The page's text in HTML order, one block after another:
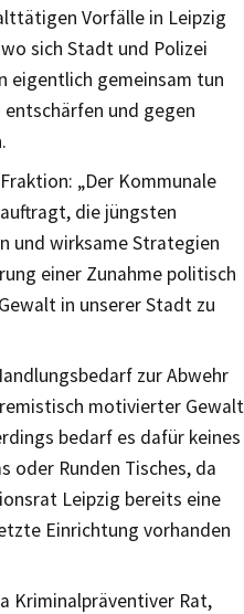
Vorfälle in Leipzig
sich Stadt und Polizei
eigentlich gemeinsam tun
und gegen
„Der Kommunale
die jüngsten
und wirksame Strategien
einer Zunahme politisch
in unserer Stadt zu
zur Abwehr
motivierter Gewalt
bedarf es dafür keines
oder Runden Tisches, da
Leipzig bereits eine
Einrichtung vorhanden
Kriminalpräventiver Rat,